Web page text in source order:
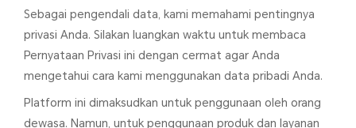
Sebagai pengendali data, kami memahami pentingnya
privasi Anda. Silakan luangkan waktu untuk membaca
Pernyataan Privasi ini dengan cermat agar Anda
mengetahui cara kami menggunakan data pribadi Anda.
Platform ini dimaksudkan untuk penggunaan oleh orang
dewasa. Namun, untuk penggunaan produk dan layanan